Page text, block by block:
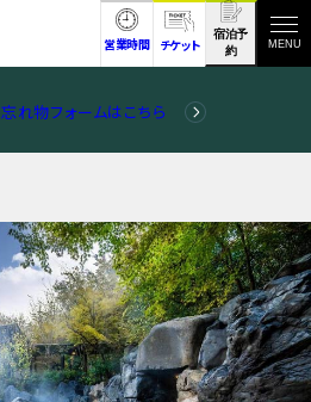
営業時間 チケット
宿泊予
約
MENU
忘れ物フォームはこちら